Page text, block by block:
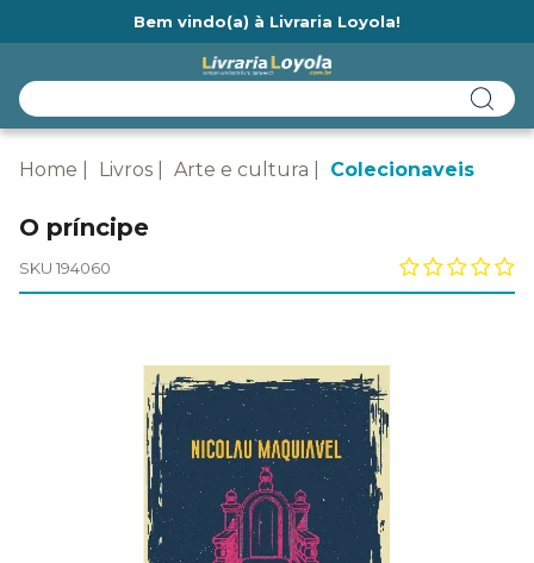
Bem vindo(a) à Livraria Loyola!
Home Livros Arte e cultura Colecionaveis
O príncipe
SKU 194060